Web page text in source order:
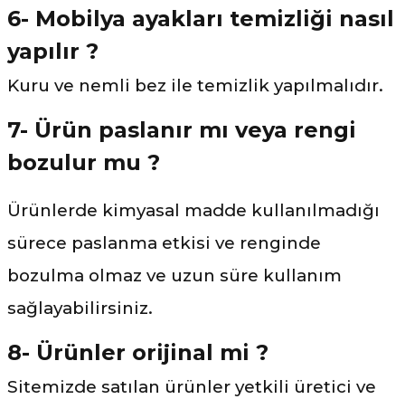
6- Mobilya ayakları temizliği nasıl
yapılır ?
Kuru ve nemli bez ile temizlik yapılmalıdır.
7- Ürün paslanır mı veya rengi
bozulur mu ?
Ürünlerde kimyasal madde kullanılmadığı
sürece paslanma etkisi ve renginde
bozulma olmaz ve uzun süre kullanım
sağlayabilirsiniz.
8- Ürünler orijinal mi ?
Sitemizde satılan ürünler yetkili üretici ve